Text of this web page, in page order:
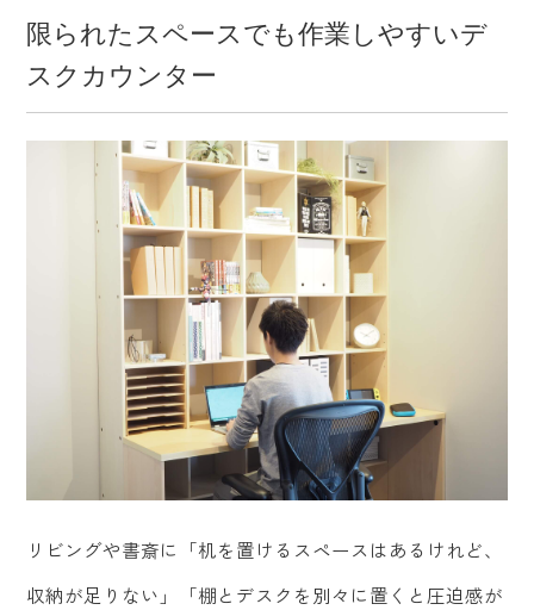
限られたスペースでも作業しやすいデ
スクカウンター
リビングや書斎に「机を置けるスペースはあるけれど、
収納が足りない」「棚とデスクを別々に置くと圧迫感が